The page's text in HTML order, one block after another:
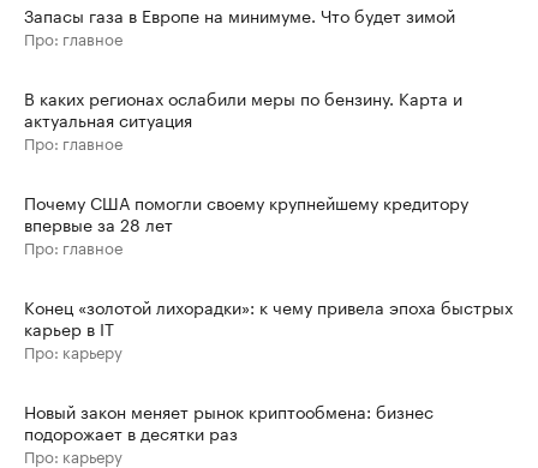
Запасы газа в Европе на минимуме. Что будет зимой
Про: главное
В каких регионах ослабили меры по бензину. Карта и
актуальная ситуация
Про: главное
Почему США помогли своему крупнейшему кредитору
впервые за 28 лет
Про: главное
Конец «золотой лихорадки»: к чему привела эпоха быстрых
карьер в IT
Про: карьеру
Новый закон меняет рынок криптообмена: бизнес
подорожает в десятки раз
Про: карьеру